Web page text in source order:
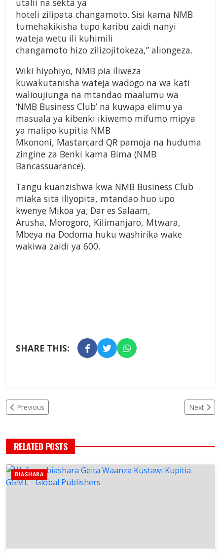
utalii na sekta ya
hoteli zilipata changamoto. Sisi kama NMB
tumehakikisha tupo karibu zaidi nanyi
wateja wetu ili kuhimili
changamoto hizo zilizojitokeza,” aliongeza.
Wiki hiyohiyo, NMB pia iliweza
kuwakutanisha wateja wadogo na wa kati
walioujiunga na mtandao maalumu wa
‘NMB Business Club’ na kuwapa elimu ya
masuala ya kibenki ikiwemo mifumo mipya
ya malipo kupitia NMB
Mkononi, Mastarcard QR pamoja na huduma
zingine za Benki kama Bima (NMB
Bancassuarance).
Tangu kuanzishwa kwa NMB Business Club
miaka sita iliyopita, mtandao huo upo
kwenye Mikoa ya; Dar es Salaam,
Arusha, Morogoro, Kilimanjaro, Mtwara,
Mbeya na Dodoma huku washirika wake
wakiwa zaidi ya 600.
SHARE THIS:
Previous Next
RELATED POSTS
BIASHARA